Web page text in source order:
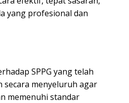
yang profesional dan
SPPG yang telah
menyeluruh agar
memenuhi standar